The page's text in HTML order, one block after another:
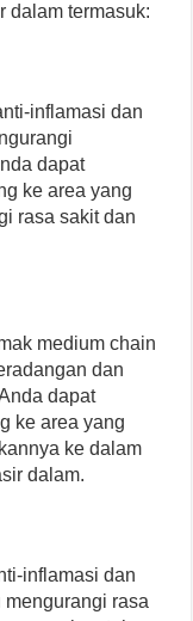
dalam termasuk:
inflamasi dan
dapat
ke area yang
rasa sakit dan
medium chain
dan
dapat
ke area yang
ke dalam
dalam.
inflamasi dan
rasa